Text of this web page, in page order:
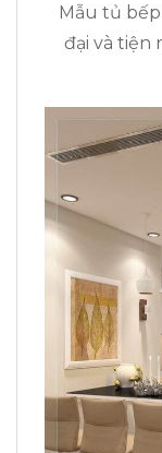
Mẫu tủ
đại và tiện